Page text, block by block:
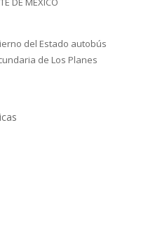
del Estado autobús
de Los Planes